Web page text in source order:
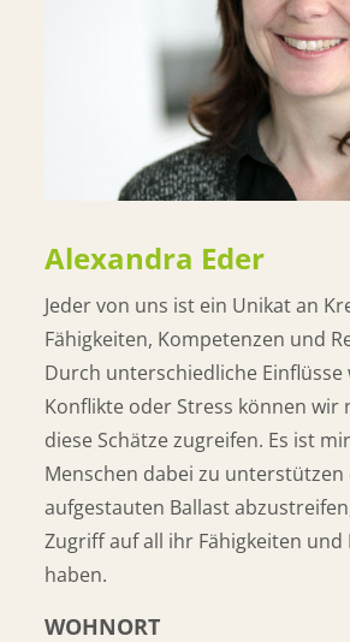
Alexandra Eder
Jeder von uns ist ein Unikat an
Fähigkeiten, Kompetenzen und
Durch unterschiedliche Einflüsse
Konflikte oder Stress können wir
diese Schätze zugreifen. Es ist
Menschen dabei zu unterstützen
aufgestauten Ballast
Zugriff auf all ihr Fähigkeiten und
haben.
WOHNORT